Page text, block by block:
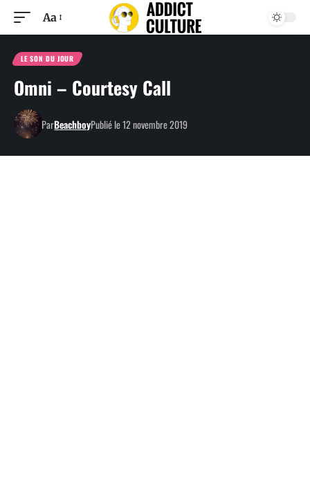
Aa
LE SON DU JOUR
Omni – Courtesy Call
ParBeachboyPublié le 12 novembre 2019